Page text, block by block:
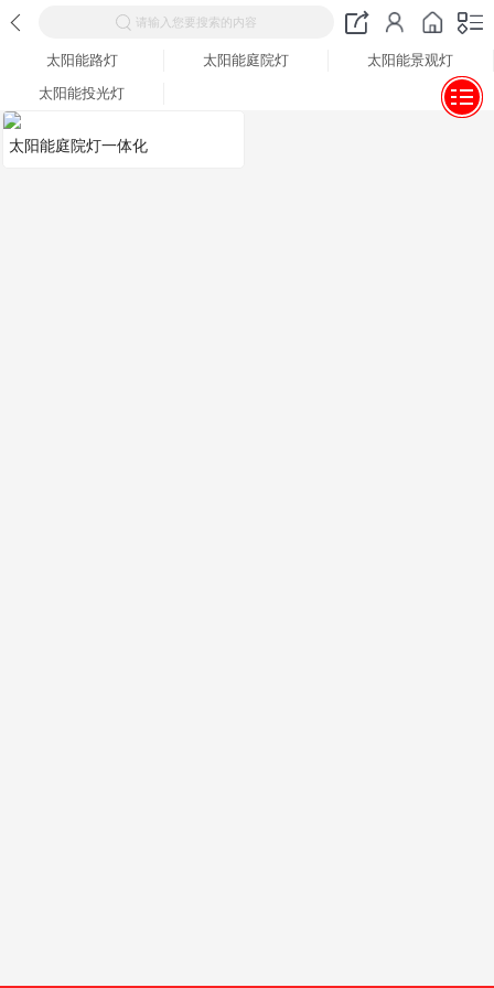
请输入您要搜索的内容
太阳能路灯 太阳能庭院灯
太阳能景观灯
太阳能投光灯
太阳能庭院灯一体化